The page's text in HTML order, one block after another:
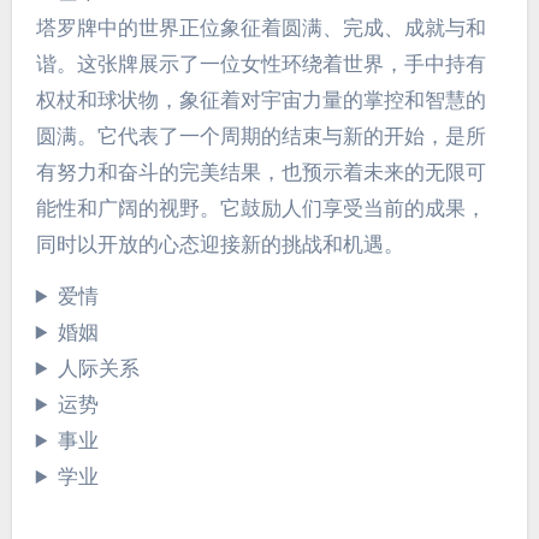
塔罗牌中的世界正位象征着圆满、完成、成就与和
谐。这张牌展示了一位女性环绕着世界，手中持有
权杖和球状物，象征着对宇宙力量的掌控和智慧的
圆满。它代表了一个周期的结束与新的开始，是所
有努力和奋斗的完美结果，也预示着未来的无限可
能性和广阔的视野。它鼓励人们享受当前的成果，
同时以开放的心态迎接新的挑战和机遇。
爱情
婚姻
人际关系
运势
事业
学业